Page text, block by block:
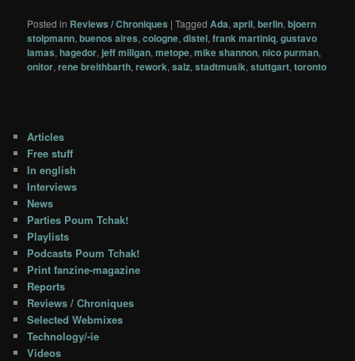
Posted in Reviews / Chroniques |Tagged Ada,april,berlin,bjoern
stolpmann,buenos aires,cologne,distel,frank martiniq,gustavo
lamas,hagedor, jeff miligan,metope,mike shannon,nico purman,
onitor,rene breithbarth,rework,salz,stadtmusik,stuttgart,toronto
Articles
Free stuff
In english
Interviews
News
Parties Poum Tchak!
Playlists
Podcasts Poum Tchak!
Print fanzine-magazine
Reports
Reviews / Chroniques
Selected Webmixes
Technology/-ie
Videos